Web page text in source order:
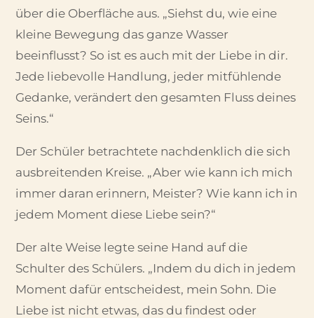
über die Oberfläche aus. „Siehst du, wie eine
kleine Bewegung das ganze Wasser
beeinflusst? So ist es auch mit der Liebe in dir.
Jede liebevolle Handlung, jeder mitfühlende
Gedanke, verändert den gesamten Fluss deines
Seins.“
Der Schüler betrachtete nachdenklich die sich
ausbreitenden Kreise. „Aber wie kann ich mich
immer daran erinnern, Meister? Wie kann ich in
jedem Moment diese Liebe sein?“
Der alte Weise legte seine Hand auf die
Schulter des Schülers. „Indem du dich in jedem
Moment dafür entscheidest, mein Sohn. Die
Liebe ist nicht etwas, das du findest oder